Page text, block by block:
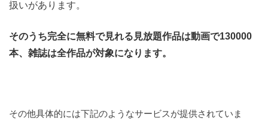
扱いがあります。
そのうち完全に無料で見れる見放題作品は動画で130000
本、雑誌は全作品が対象になります。
その他具体的には下記のようなサービスが提供されていま